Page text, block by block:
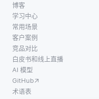
博客
学习中心
常用场景
客户案例
竞品对比
白皮书和线上直播
AI 模型
GitHub
术语表